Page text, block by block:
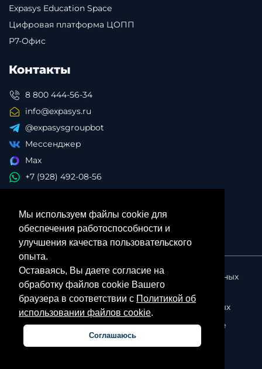
Мы используем файлы cookie для
обеспечения работоспособности и
улучшения качества пользовательского
опыта.
Оставаясь, Вы даете согласие на
обработку файлов cookie Вашего
браузера в соответствии с Политикой об
использовании файлов cookie.
Соглашаюсь
Expasys Education Space
Цифровая платформа ЦОПП
Р7-Офис
Контакты
8 800 444-56-34
info@expasys.ru
@expasysgroupbot
Мессенджер
Max
+7 (928) 492-08-56
Политика в отношении обработки персональных
данных
Согласие на обработку персональных данных
Политика об использовании файлов cookie